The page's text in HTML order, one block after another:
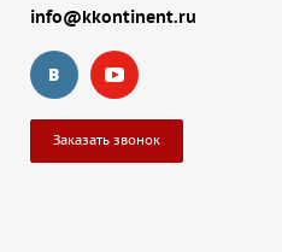
info@kkontinent.ru
Заказать звонок